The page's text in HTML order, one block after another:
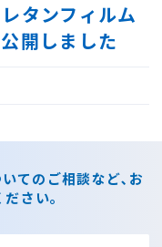
タンフィルム
開しました
てのご相談など､お
さい｡